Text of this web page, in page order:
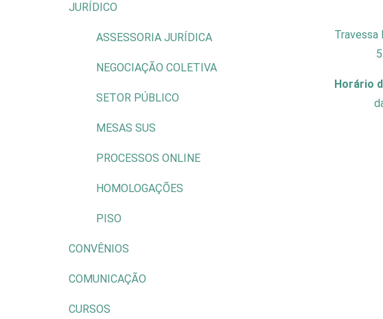
JURÍDICO
ASSESSORIA JURÍDICA
NEGOCIAÇÃO COLETIVA
SETOR PÚBLICO
MESAS SUS
PROCESSOS ONLINE
HOMOLOGAÇÕES
PISO
CONVÊNIOS
COMUNICAÇÃO
CURSOS
Travessa
Horário